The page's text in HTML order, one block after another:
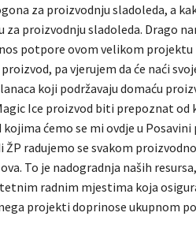
za proizvodnju sladoleda, a
za proizvodnju sladoleda. Drago
potpore ovom velikom projektu
pa vjerujem da će naći
koji podržavaju domaću
Ice proizvod biti prepoznat od
ćemo se mi ovdje u
ŽP radujemo se svakom
To je nadogradnja naših
radnim mjestima koja
projekti doprinose ukupnom